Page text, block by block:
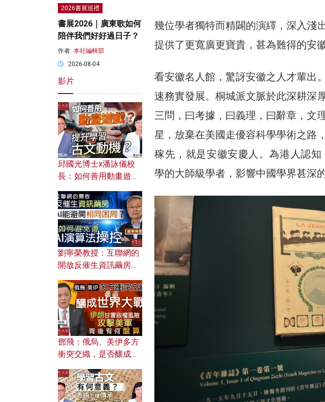
幾位學者獨特而精闢的演繹，深入淺
提供了更寬廣更寶貴，甚為難得的安徽
看安徽名人館，驚訝安徽之人才輩出
速務實發展。桐城派文脈於此深耕深
三問，曰考據，曰義理，曰辭章，文
星，放棄在美國走優容科學學術之路
稼先，就是安徽安慶人。為港人認
學的大師級學者，影響中國學界甚深
2026書展巡禮
書展2026｜廣東歌如何
陪伴我們好好過日子？
作者: 本社編輯部
2026-08-04
影片
邱國光博士x潘詠儀校
長：如何善用動畫遊戲
劉寧榮教授：互聯網的
開放反催生資訊繭房，
何避免遭AI演算法操
控？
鄧飛：俄烏、美伊多方
衝突交織，是否釀成世
風險攻擊美軍，背後有
何盤算？